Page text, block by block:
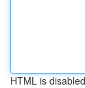
HTML is disabled